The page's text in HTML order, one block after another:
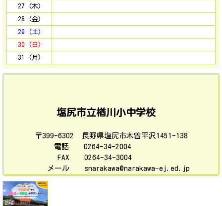
27 (木)
28 (金)
29 (土)
30 (日)
31 (月)
塩尻市立楢川小中学校
〒399-6302 長野県塩尻市木曽平沢1451-138
電話 0264-34-2004
FAX 0264-34-3004
メール snarakawa@narakawa-ej.ed.jp